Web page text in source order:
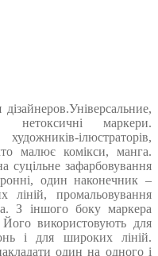
нетоксичні маркери.
ілюстраторів,
малює комікси, манга.
суцільне зафарбовування
один наконечник –
промальовування
З іншого боку маркера
використовують для
і для широких ліній.
один на одного і